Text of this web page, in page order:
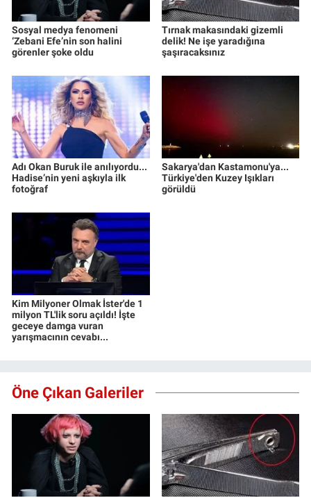
Sosyal medya fenomeni
‘Zebani Efe’nin son halini
görenler şoke oldu
Tırnak makasındaki gizemli
delik! Ne işe yaradığına
şaşıracaksınız
Adı Okan Buruk ile anılıyordu...
Hadise’nin yeni aşkıyla ilk
fotoğraf
Sakarya'dan Kastamonu'ya...
Türkiye'den Kuzey Işıkları
görüldü
Kim Milyoner Olmak İster'de 1
milyon TL'lik soru açıldı! İşte
geceye damga vuran
yarışmacının cevabı...
Öne Çıkan Galeriler